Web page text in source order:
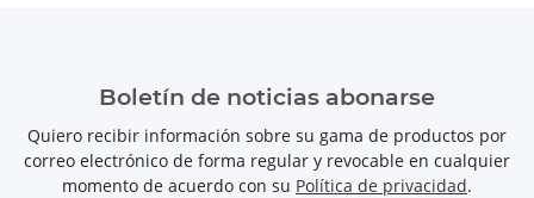
Boletín de noticias abonarse
Quiero recibir información sobre su gama de productos por
correo electrónico de forma regular y revocable en cualquier
momento de acuerdo con su Política de privacidad.